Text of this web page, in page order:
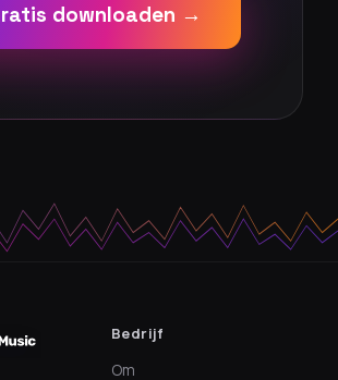
downloaden →
Bedrijf
Om